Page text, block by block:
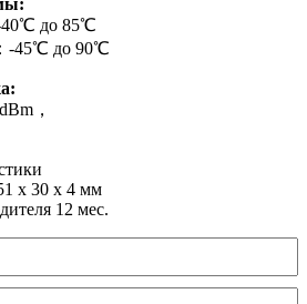
-40℃ до 85℃
-45℃ до 90℃
，
x 30 x 4 мм
12 мес.